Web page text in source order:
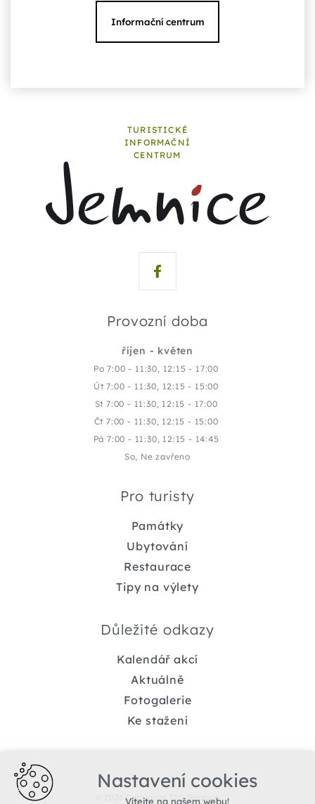
Informační centrum
TURISTICKÉ
INFORMAČNÍ
CENTRUM
Provozní doba
říjen - květen
Po 7:00 - 11:30, 12:15 - 17:00
Út 7:00 - 11:30, 12:15 - 15:00
St 7:00 - 11:30, 12:15 - 17:00
Čt 7:00 - 11:30, 12:15 - 15:00
Pá 7:00 - 11:30, 12:15 - 14:45
So, Ne zavřeno
Pro turisty
Památky
Ubytování
Restaurace
Tipy na výlety
Důležité odkazy
Kalendář akcí
Aktuálně
Fotogalerie
Ke stažení
© 2026 Copyright TIC Jemnice
Nastavení cookies
Vítejte na našem webu!